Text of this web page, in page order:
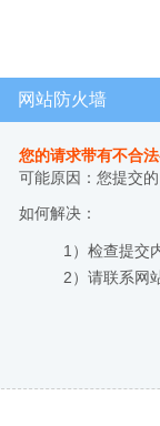
网站防火墙
您的请求带有不合
可能原因：您提交
如何解决：
1）检查提交
2）请联系网